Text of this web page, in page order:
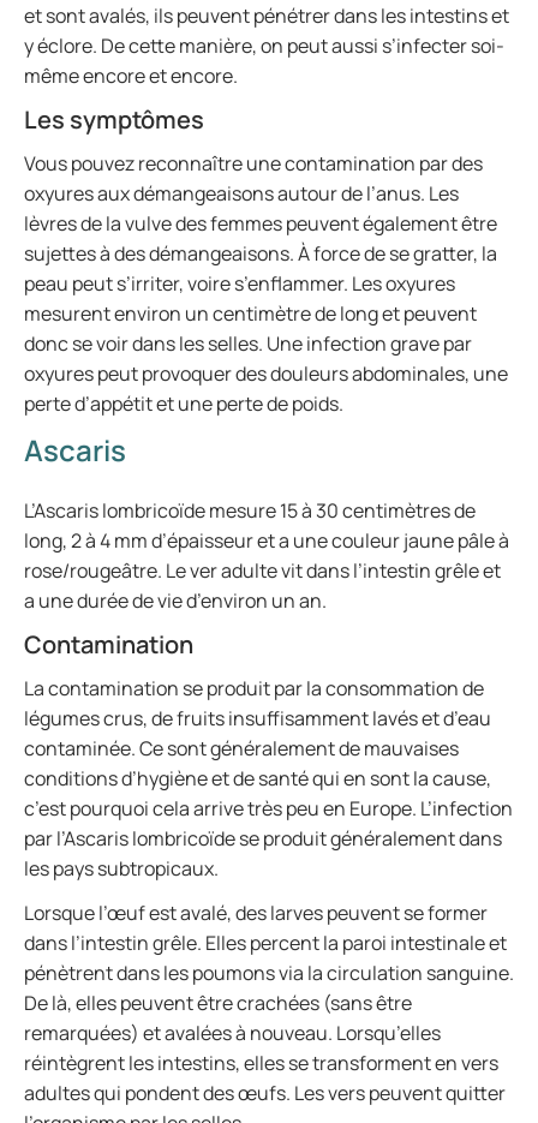
et sont avalés, ils peuvent pénétrer dans les intestins et
y éclore. De cette manière, on peut aussi s’infecter soi-
même encore et encore.
Les symptômes
Vous pouvez reconnaître une contamination par des
oxyures aux démangeaisons autour de l’anus. Les
lèvres de la vulve des femmes peuvent également être
sujettes à des démangeaisons. À force de se gratter, la
peau peut s’irriter, voire s’enflammer. Les oxyures
mesurent environ un centimètre de long et peuvent
donc se voir dans les selles. Une infection grave par
oxyures peut provoquer des douleurs abdominales, une
perte d’appétit et une perte de poids.
Ascaris
L’Ascaris lombricoïde mesure 15 à 30 centimètres de
long, 2 à 4 mm d’épaisseur et a une couleur jaune pâle à
rose/rougeâtre. Le ver adulte vit dans l’intestin grêle et
a une durée de vie d’environ un an.
Contamination
La contamination se produit par la consommation de
légumes crus, de fruits insuffisamment lavés et d’eau
contaminée. Ce sont généralement de mauvaises
conditions d’hygiène et de santé qui en sont la cause,
c’est pourquoi cela arrive très peu en Europe. L’infection
par l’Ascaris lombricoïde se produit généralement dans
les pays subtropicaux.
Lorsque l’œuf est avalé, des larves peuvent se former
dans l’intestin grêle. Elles percent la paroi intestinale et
pénètrent dans les poumons via la circulation sanguine.
De là, elles peuvent être crachées (sans être
remarquées) et avalées à nouveau. Lorsqu’elles
réintègrent les intestins, elles se transforment en vers
adultes qui pondent des œufs. Les vers peuvent quitter